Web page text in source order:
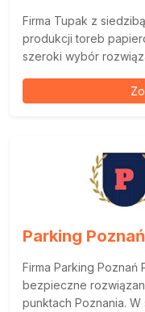
Firma Tupak z
produkcji toreb
szeroki wybór
Parking
Firma Parking
bezpieczne
punktach Poznania. W